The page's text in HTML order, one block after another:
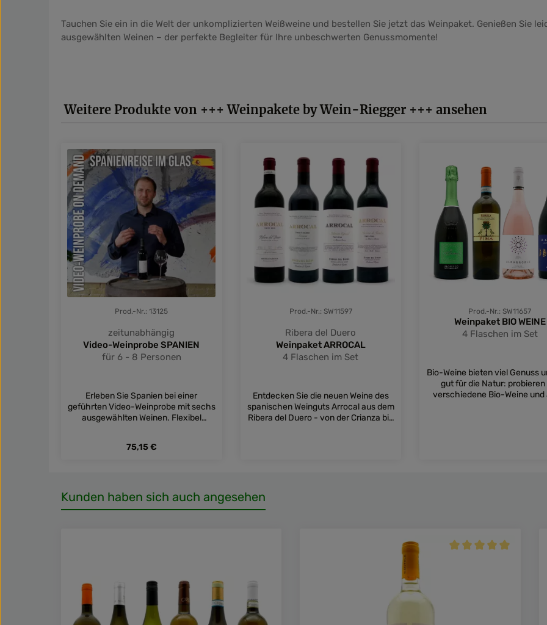
Tauchen Sie ein in die Welt der unkomplizierten Weißweine und bestellen Sie jetzt das Weinpaket. Genießen Sie
ausgewählten Weinen – der perfekte Begleiter für Ihre unbeschwerten Genussmomente!
Produktgalerie überspringen
Weitere Produkte von +++ Weinpakete by Wein-Riegger +++ ansehen
Prod.-Nr.: 13125
zeitunabhängig
Video-Weinprobe SPANIEN
für 6 - 8 Personen
Erleben Sie Spanien bei einer
geführten Video-Weinprobe mit sechs
ausgewählten Weinen. Flexibel
Geschenk.
Regulärer Preis:
75,15 €
Prod.-Nr.: SW11597
Ribera del Duero
Weinpaket ARROCAL
4 Flaschen im Set
Entdecken Sie die neuen Weine des
spanischen Weinguts Arrocal aus dem
Ribera del Duero - von der Crianza bis
Prod.-Nr.: SW11657
Weinpaket BIO WEINE
4 Flaschen im Set
Bio-Weine bieten viel Genuss
gut für die Natur: probieren
verschiedene Bio-Weine und
Kunden haben sich auch angesehen
Durchschnittliche